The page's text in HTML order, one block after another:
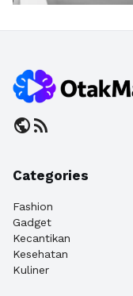
publicrss_feed
Categories
Fashion
Gadget
Kecantikan
Kesehatan
Kuliner